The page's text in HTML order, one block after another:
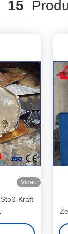
15
Video
Kraft
KN eine